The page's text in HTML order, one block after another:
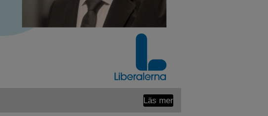
Läs mer